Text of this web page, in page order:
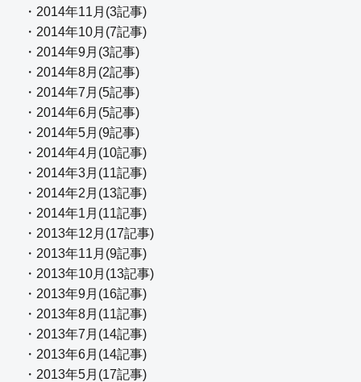
・2014年11月(3記事)
・2014年10月(7記事)
・2014年9月(3記事)
・2014年8月(2記事)
・2014年7月(5記事)
・2014年6月(5記事)
・2014年5月(9記事)
・2014年4月(10記事)
・2014年3月(11記事)
・2014年2月(13記事)
・2014年1月(11記事)
・2013年12月(17記事)
・2013年11月(9記事)
・2013年10月(13記事)
・2013年9月(16記事)
・2013年8月(11記事)
・2013年7月(14記事)
・2013年6月(14記事)
・2013年5月(17記事)